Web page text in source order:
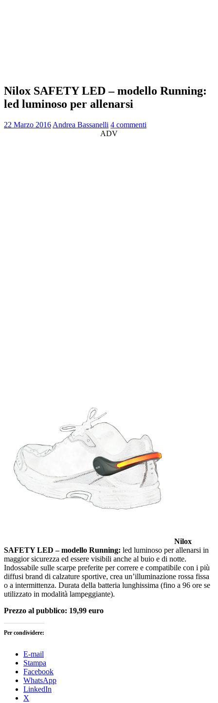
Nilox SAFETY LED – modello Running:
led luminoso per allenarsi
22 Marzo 2016 Andrea Bassanelli 4 commenti
ADV
Nilox
SAFETY LED – modello Running: led luminoso per allenarsi in
maggior sicurezza ed essere visibili anche al buio e di notte.
Indossabile sulle scarpe preferite per correre e compatibile con i più
diffusi brand di calzature sportive, crea un’illuminazione rossa fissa
o a intermittenza. Durata della batteria lunghissima (fino a 96 ore se
utilizzato in modalità lampeggiante).
Prezzo al pubblico: 19,99 euro
Per condividere:
E-mail
Stampa
Facebook
WhatsApp
LinkedIn
X